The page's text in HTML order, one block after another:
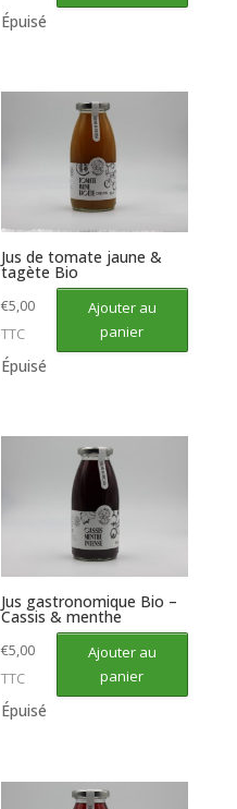
Épuisé
Jus de tomate jaune &
tagète Bio
€5,00
TTC
Ajouter au
panier
Épuisé
Jus gastronomique Bio –
Cassis & menthe
€5,00
TTC
Ajouter au
panier
Épuisé